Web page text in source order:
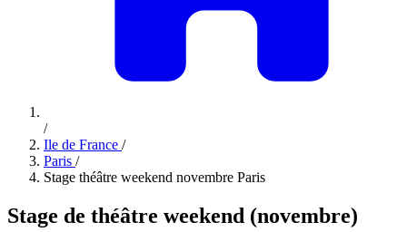
/
Ile de France /
Paris /
Stage théâtre weekend novembre Paris
Stage de théâtre weekend (novembre)